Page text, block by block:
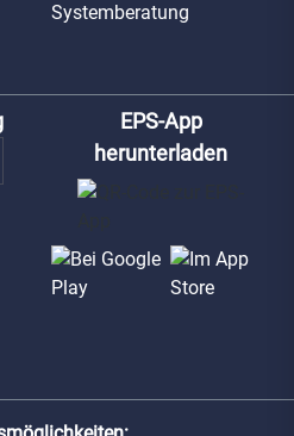
Systemberatung
EPS-App
herunterladen